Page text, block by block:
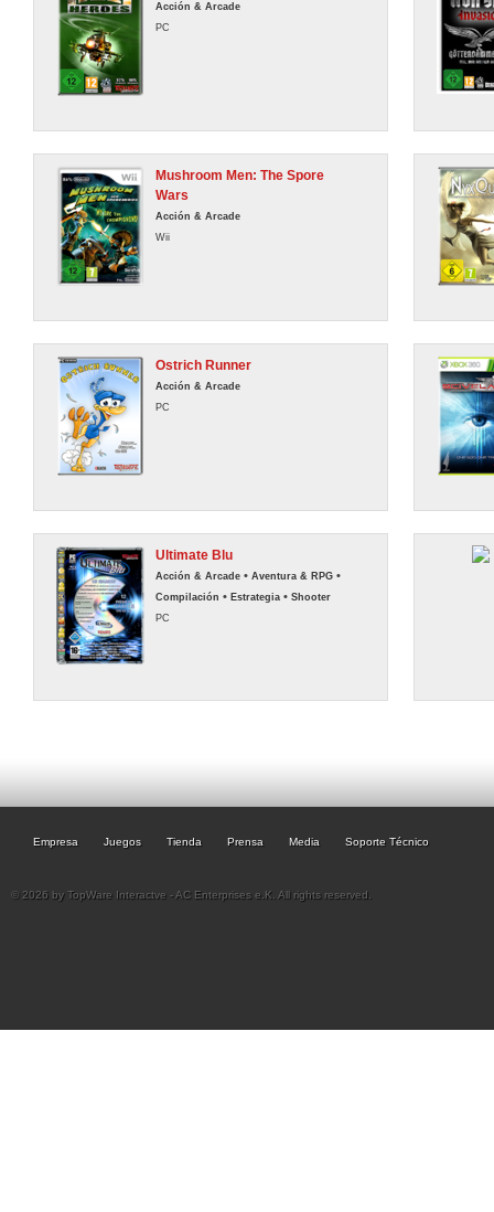
Acción & Arcade
PC
Mushroom Men: The Spore
Wars
Acción & Arcade
Wii
Ostrich Runner
Acción & Arcade
PC
Ultimate Blu
Acción & Arcade • Aventura & RPG •
Compilación • Estrategia • Shooter
PC
Empresa Juegos Tienda Prensa Media Soporte Técnico
© 2026 by TopWare Interactve - AC Enterprises e.K. All rights reserved.